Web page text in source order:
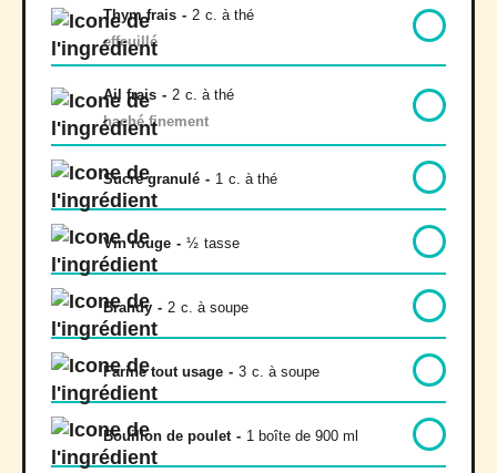
Thym frais - 2 c. à thé
effeuillé
Ail frais - 2 c. à thé
haché finement
Sucre granulé - 1 c. à thé
Vin rouge - ½ tasse
Brandy - 2 c. à soupe
Farine tout usage - 3 c. à soupe
Bouillon de poulet - 1 boîte de 900 ml